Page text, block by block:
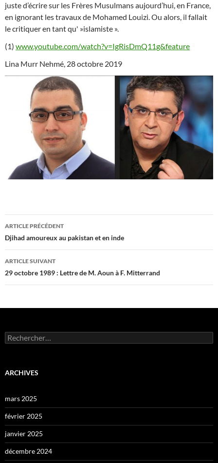
juste d’écrire sur les Frères Musulmans aujourd’hui, en France,
en ignorant les travaux de Mohamed Louizi. Ou alors, il fallait
le critiquer en tant qu' »islamiste ».
(1) www.youtube.com/watch?v=IgRisDmQ11g&feature
Lina Murr Nehmé, 28 octobre 2019
Navigation
des
articles
ARTICLE PRÉCÉDENT
Djihad amoureux au pakistan et en inde
ARTICLE SUIVANT
29 octobre 1989 : Lettre de M. Aoun à F. Mitterrand
Rechercher :
ARCHIVES
mars 2025
février 2025
janvier 2025
décembre 2024